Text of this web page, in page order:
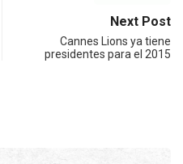
Next Post
Cannes Lions ya tiene
presidentes para el 2015